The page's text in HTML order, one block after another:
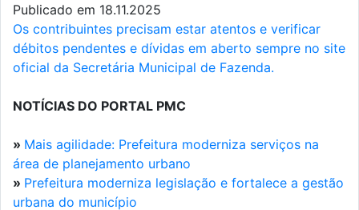
Publicado em 18.11.2025
Os contribuintes precisam estar atentos e verificar
débitos pendentes e dívidas em aberto sempre no site
oficial da Secretária Municipal de Fazenda.
NOTÍCIAS DO PORTAL PMC
» Mais agilidade: Prefeitura moderniza serviços na
área de planejamento urbano
» Prefeitura moderniza legislação e fortalece a gestão
urbana do município